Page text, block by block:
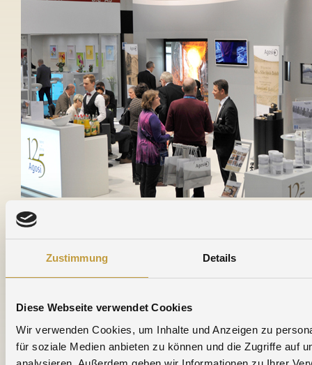
Zustimmung Details
Diese Webseite verwendet Cookies
Wir verwenden Cookies, um Inhalte und Anzeigen zu
für soziale Medien anbieten zu können und die Zugriffe auf
ZU DEN MESSEN